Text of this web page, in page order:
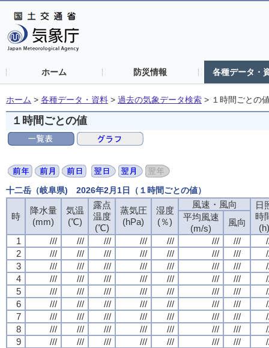
ホーム 防災情報 各種データ・
ホーム > 各種データ・資料 > 過去の気象データ検索 > １時間ごとの
１時間ごとの値
十二岳（岐阜県) 2026年2月1日（１時間ごとの値）
時
降水量
(mm)
気温
(℃)
露点
温度
(℃)
蒸気圧
(hPa)
湿度
(％)
風速・風向
日
時
(h)
平均風速
(m/s)
風向
1
/// /// /// /// /// /// ///
2
/// /// /// /// /// /// ///
3
/// /// /// /// /// /// ///
4
/// /// /// /// /// /// ///
5
/// /// /// /// /// /// ///
6
/// /// /// /// /// /// ///
7
/// /// /// /// /// /// ///
8
/// /// /// /// /// /// ///
9
/// /// /// /// /// /// ///